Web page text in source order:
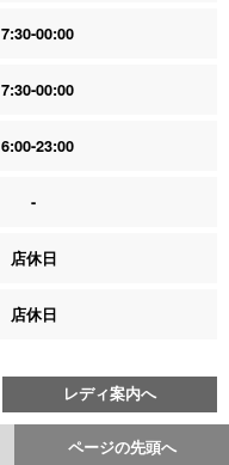
00:00
00:00
23:00
-
店休日
店休日
レディ案内へ
ページの先頭へ